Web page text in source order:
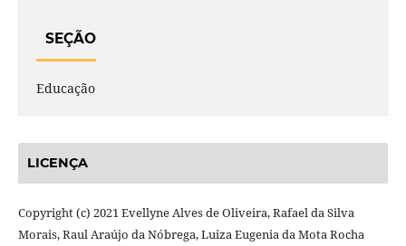
SEÇÃO
Educação
LICENÇA
Copyright (c) 2021 Evellyne Alves de Oliveira, Rafael da Silva
Morais, Raul Araújo da Nóbrega, Luiza Eugenia da Mota Rocha